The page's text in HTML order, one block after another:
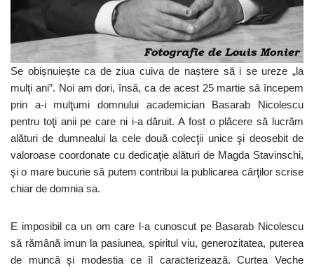
Se obișnuiește ca de ziua cuiva de naștere să i se ureze „la
mulţi ani”. Noi am dori, însă, ca de acest 25 martie să începem
prin a-i mulţumi domnului academician Basarab Nicolescu
pentru toţi anii pe care ni i-a dăruit. A fost o plăcere să lucrăm
alături de dumnealui la cele două colecţii unice şi deosebit de
valoroase coordonate cu dedicaţie alături de Magda Stavinschi,
şi o mare bucurie să putem contribui la publicarea cărţilor scrise
chiar de domnia sa.
E imposibil ca un om care l-a cunoscut pe Basarab Nicolescu
să rămână imun la pasiunea, spiritul viu, generozitatea, puterea
de muncă şi modestia ce îl caracterizează. Curtea Veche